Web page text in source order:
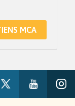
MCA